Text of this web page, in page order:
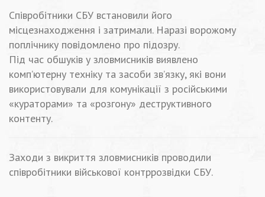
Співробітники СБУ встановили його
місцезнаходження і затримали. Наразі ворожому
поплічнику повідомлено про підозру.
Під час обшуків у зловмисників виявлено
комп’ютерну техніку та засоби зв’язку, які вони
використовували для комунікації з російськими
«кураторами» та «розгону» деструктивного
контенту.
Заходи з викриття зловмисників проводили
співробітники військової контррозвідки СБУ.